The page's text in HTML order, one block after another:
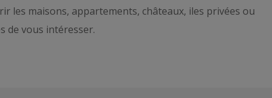
les maisons, appartements, châteaux, iles privées ou
de vous intéresser.